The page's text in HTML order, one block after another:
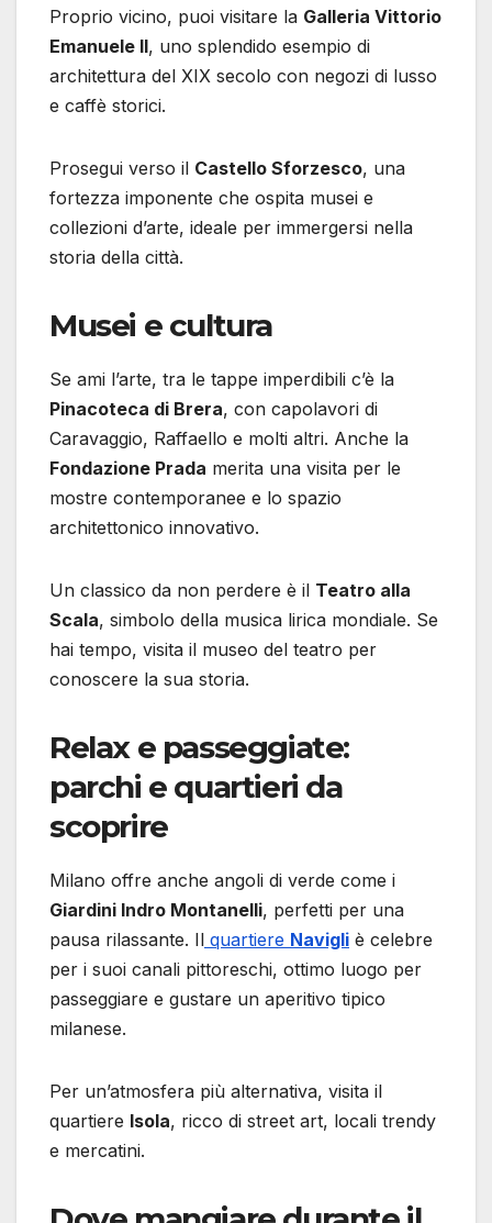
Proprio vicino, puoi visitare la Galleria Vittorio
Emanuele II, uno splendido esempio di
architettura del XIX secolo con negozi di lusso
e caffè storici.
Prosegui verso il Castello Sforzesco, una
fortezza imponente che ospita musei e
collezioni d’arte, ideale per immergersi nella
storia della città.
Musei e cultura
Se ami l’arte, tra le tappe imperdibili c’è la
Pinacoteca di Brera, con capolavori di
Caravaggio, Raffaello e molti altri. Anche la
Fondazione Prada merita una visita per le
mostre contemporanee e lo spazio
architettonico innovativo.
Un classico da non perdere è il Teatro alla
Scala, simbolo della musica lirica mondiale. Se
hai tempo, visita il museo del teatro per
conoscere la sua storia.
Relax e passeggiate:
parchi e quartieri da
scoprire
Milano offre anche angoli di verde come i
Giardini Indro Montanelli, perfetti per una
pausa rilassante. Il quartiere Navigli è celebre
per i suoi canali pittoreschi, ottimo luogo per
passeggiare e gustare un aperitivo tipico
milanese.
Per un’atmosfera più alternativa, visita il
quartiere Isola, ricco di street art, locali trendy
e mercatini.